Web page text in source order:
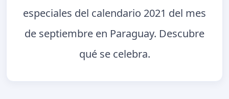
especiales del calendario 2021 del mes
de septiembre en Paraguay. Descubre
qué se celebra.